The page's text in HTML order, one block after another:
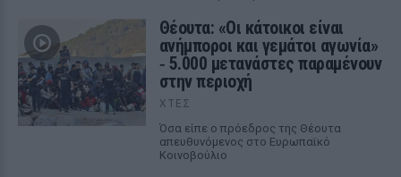
Θέουτα: «Οι κάτοικοι είναι
ανήμποροι και γεμάτοι αγωνία»
‑ 5.000 μετανάστες παραμένουν
στην περιοχή
ΧΤΕΣ
Όσα είπε ο πρόεδρος της Θέουτα
απευθυνόμενος στο Ευρωπαϊκό
Κοινοβούλιο